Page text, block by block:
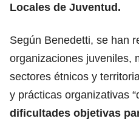
Locales de Juventud.
Según Benedetti, se han
organizaciones juveniles,
sectores étnicos y
y prácticas organizativas
dificultades objetivas